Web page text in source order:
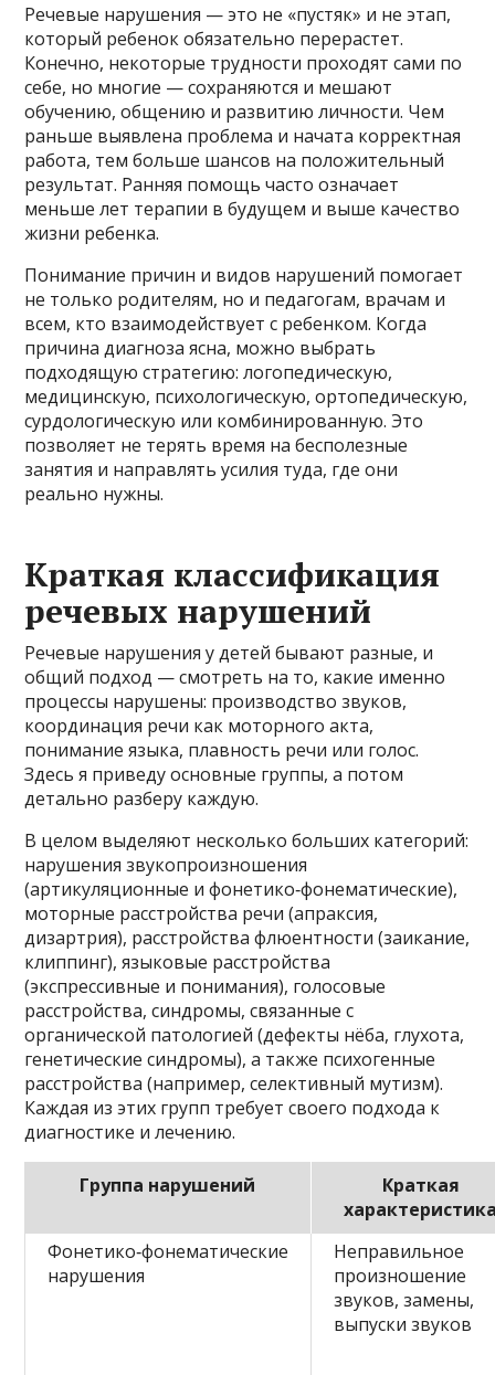
Речевые нарушения — это не «пустяк» и не этап,
который ребенок обязательно перерастет.
Конечно, некоторые трудности проходят сами по
себе, но многие — сохраняются и мешают
обучению, общению и развитию личности. Чем
раньше выявлена проблема и начата корректная
работа, тем больше шансов на положительный
результат. Ранняя помощь часто означает
меньше лет терапии в будущем и выше качество
жизни ребенка.
Понимание причин и видов нарушений помогает
не только родителям, но и педагогам, врачам и
всем, кто взаимодействует с ребенком. Когда
причина диагноза ясна, можно выбрать
подходящую стратегию: логопедическую,
медицинскую, психологическую, ортопедическую,
сурдологическую или комбинированную. Это
позволяет не терять время на бесполезные
занятия и направлять усилия туда, где они
реально нужны.
Краткая классификация
речевых нарушений
Речевые нарушения у детей бывают разные, и
общий подход — смотреть на то, какие именно
процессы нарушены: производство звуков,
координация речи как моторного акта,
понимание языка, плавность речи или голос.
Здесь я приведу основные группы, а потом
детально разберу каждую.
В целом выделяют несколько больших категорий:
нарушения звукопроизношения
(артикуляционные и фонетико‑фонематические),
моторные расстройства речи (апраксия,
дизартрия), расстройства флюентности (заикание,
клиппинг), языковые расстройства
(экспрессивные и понимания), голосовые
расстройства, синдромы, связанные с
органической патологией (дефекты нёба, глухота,
генетические синдромы), а также психогенные
расстройства (например, селективный мутизм).
Каждая из этих групп требует своего подхода к
диагностике и лечению.
Группа нарушений
Краткая
Фонетико‑фонематические
нарушения
Неправильное
произношение
звуков, замены,
выпуски звуков